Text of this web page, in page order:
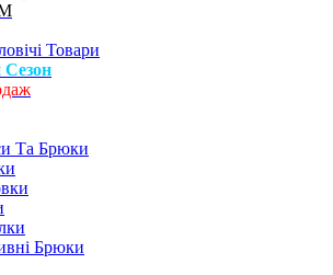
Товари
Та Брюки
Брюки